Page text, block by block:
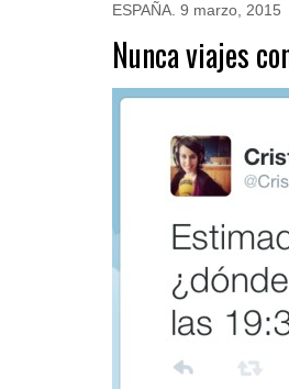
ESPAÑA 9 marzo, 2015
Nunca viajes